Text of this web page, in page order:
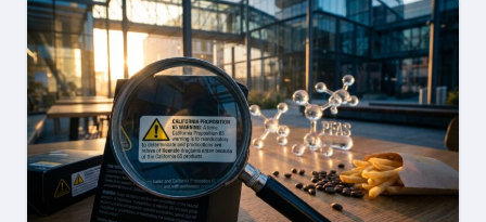
l'homme dans […]